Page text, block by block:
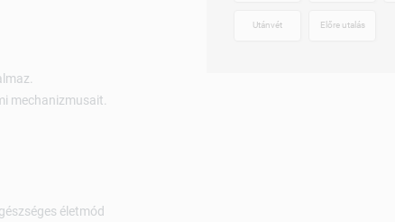
mechanizmusait.
életmód
Utánvét Előre utalás